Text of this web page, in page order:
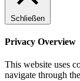
Schließen
Privacy Overview
This website uses
navigate through